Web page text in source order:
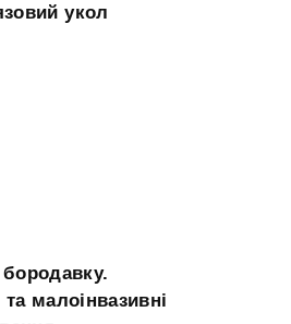
укол
малоінвазивні